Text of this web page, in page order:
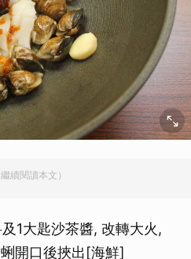
續閱讀本文）
1大匙沙茶醬, 改轉大火,
開口後挾出[海鮮]